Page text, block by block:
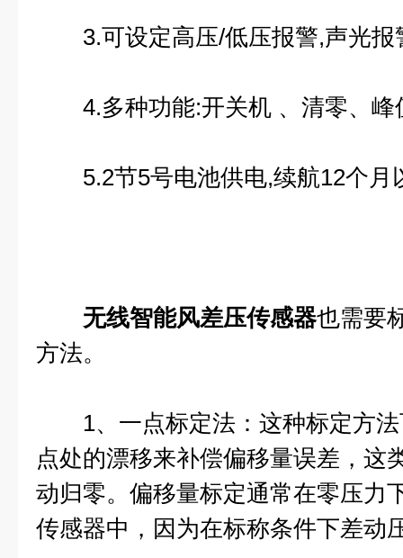
3.可设定高压/低压报警,声光报
4.多种功能:开关机 、清零、峰
5.2节5号电池供电,续航12个月
无线智能风差压传感器也需要
方法。
1、一点标定法：这种标定方法
点处的漂移来补偿偏移量误差，这
动归零。偏移量标定通常在零压力
传感器中，因为在标称条件下差动